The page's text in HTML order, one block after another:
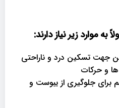
به موارد زیر نیاز دارند:
جهت تسکین درد و ناراحتی
و حرکات
برای جلوگیری از یبوست و